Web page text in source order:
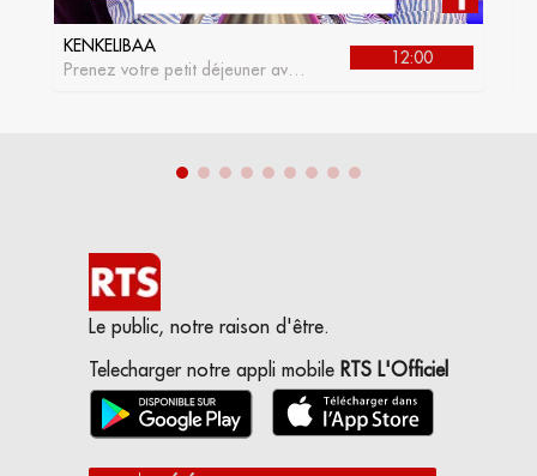
KENKELIBAA
Prenez votre petit déjeuner avec
12:00
Le public, notre raison d'être.
Telecharger notre appli mobile RTS L'Officiel